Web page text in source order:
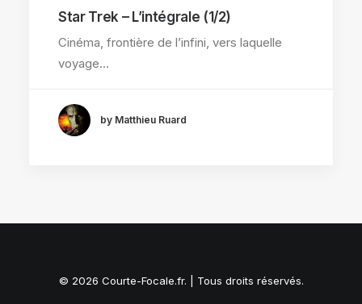
Star Trek – L’intégrale (1/2)
Cinéma, frontière de l’infini, vers laquelle
voyage…
by Matthieu Ruard
© 2026 Courte-Focale.fr. | Tous droits réservés.